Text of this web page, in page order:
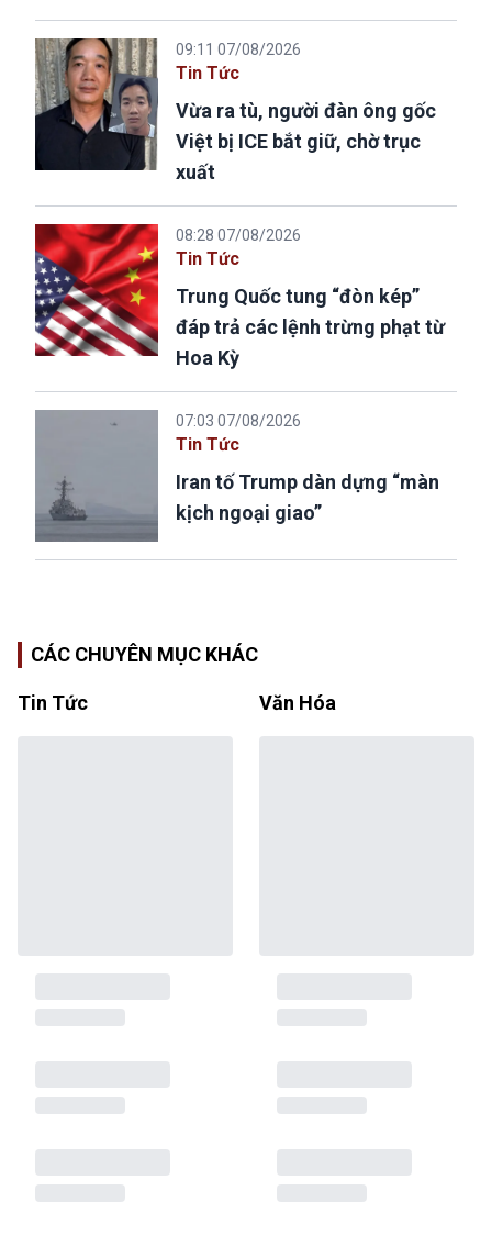
09:11 07/08/2026
Tin Tức
Vừa ra tù, người đàn ông gốc
Việt bị ICE bắt giữ, chờ trục
xuất
08:28 07/08/2026
Tin Tức
Trung Quốc tung “đòn kép”
đáp trả các lệnh trừng phạt từ
Hoa Kỳ
07:03 07/08/2026
Tin Tức
Iran tố Trump dàn dựng “màn
kịch ngoại giao”
CÁC CHUYÊN MỤC KHÁC
Tin Tức Văn Hóa